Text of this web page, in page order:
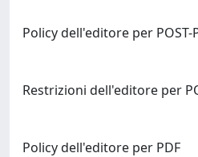
Policy dell'editore per POST-
Restrizioni dell'editore per
Policy dell'editore per PDF